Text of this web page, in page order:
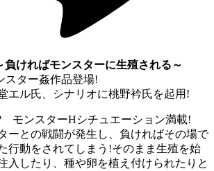
負ければモンスターに生殖される～
スター姦作品登場!
エル氏、シナリオに桃野衿氏を起用!
モンスターHシチュエーション満載!
ーとの戦闘が発生し、負ければその場で
行動をされてしまう!そのまま生殖を始
入したり、種や卵を植え付けられたりと